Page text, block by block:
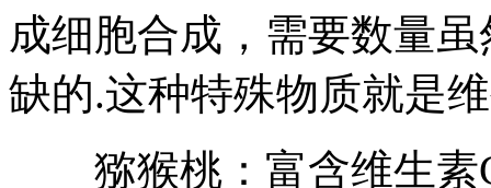
成细胞合成，需要数量
缺的.这种特殊物质就是
猕猴桃：富含维生素